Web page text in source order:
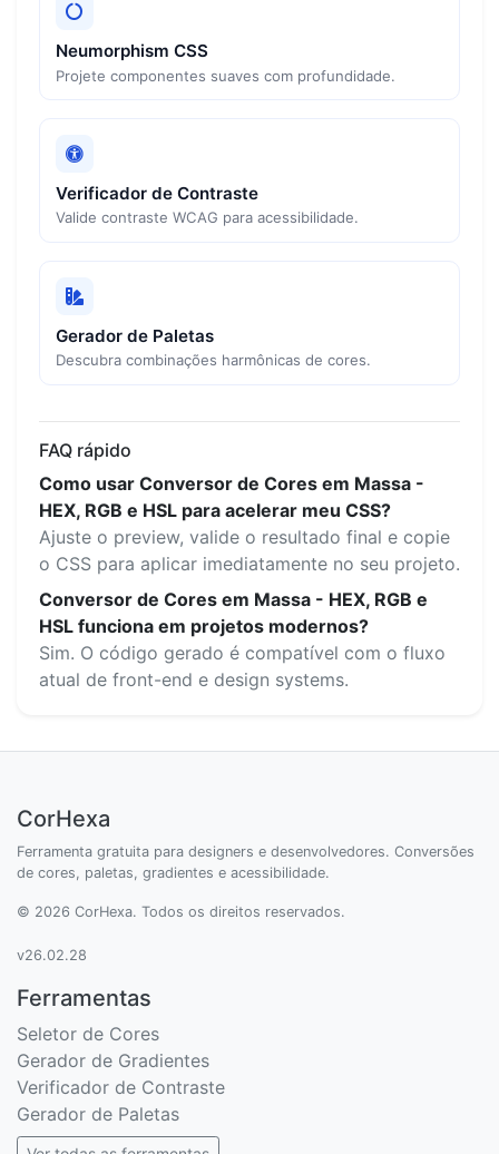
Neumorphism CSS
Projete componentes suaves com profundidade.
Verificador de Contraste
Valide contraste WCAG para acessibilidade.
Gerador de Paletas
Descubra combinações harmônicas de cores.
FAQ rápido
Como usar Conversor de Cores em Massa -
HEX, RGB e HSL para acelerar meu CSS?
Ajuste o preview, valide o resultado final e copie
o CSS para aplicar imediatamente no seu projeto.
Conversor de Cores em Massa - HEX, RGB e
HSL funciona em projetos modernos?
Sim. O código gerado é compatível com o fluxo
atual de front-end e design systems.
CorHexa
Ferramenta gratuita para designers e desenvolvedores. Conversões
de cores, paletas, gradientes e acessibilidade.
© 2026 CorHexa. Todos os direitos reservados.
v26.02.28
Ferramentas
Seletor de Cores
Gerador de Gradientes
Verificador de Contraste
Gerador de Paletas